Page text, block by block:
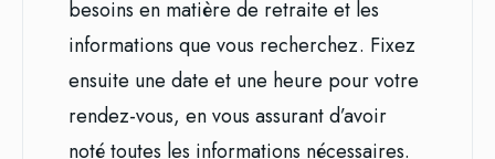
besoins en matière de retraite et les
informations que vous recherchez. Fixez
ensuite une date et une heure pour votre
rendez-vous, en vous assurant d’avoir
noté toutes les informations nécessaires.